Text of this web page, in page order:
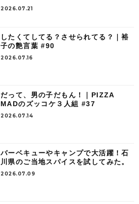
2026.07.21
したくてしてる？させられてる？｜裕
子の艶言葉 #90
2026.07.16
だって、男の子だもん！｜PIZZA
MADのズッコケ３人組 #37
2026.07.14
バーベキューやキャンプで大活躍！石
川県のご当地スパイスを試してみた。
2026.07.09